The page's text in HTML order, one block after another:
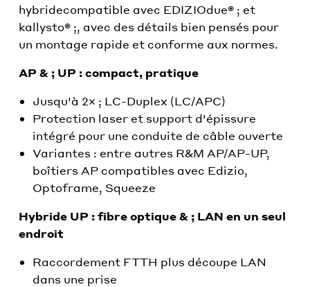
hybridecompatible avec EDIZIOdue® ; et
kallysto® ;, avec des détails bien pensés pour
un montage rapide et conforme aux normes.
AP & ; UP : compact, pratique
Jusqu'à 2× ; LC-Duplex (LC/APC)
Protection laser et support d'épissure
intégré pour une conduite de câble ouverte
Variantes : entre autres R&M AP/AP-UP,
boîtiers AP compatibles avec Edizio,
Optoframe, Squeeze
Hybride UP : fibre optique & ; LAN en un seul
endroit
Raccordement FTTH plus découpe LAN
dans une prise